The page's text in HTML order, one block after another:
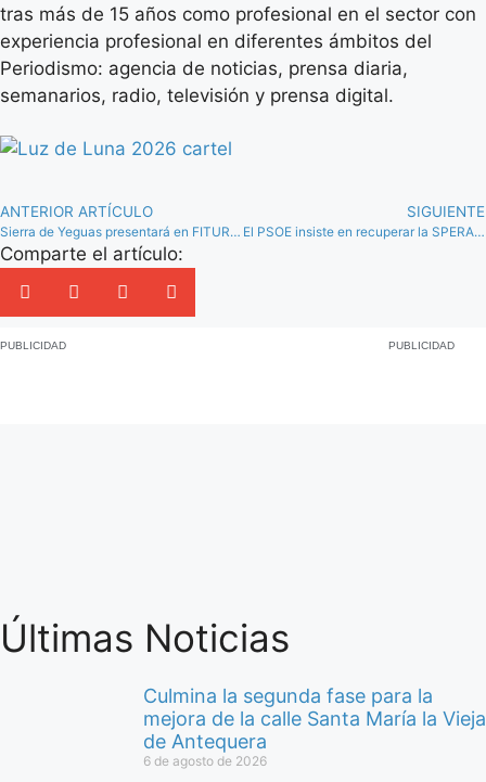
tras más de 15 años como profesional en el sector con
experiencia profesional en diferentes ámbitos del
Periodismo: agencia de noticias, prensa diaria,
semanarios, radio, televisión y prensa digital.
ANTERIOR ARTÍCULO
Sierra de Yeguas presentará en FITUR 2026 una ruta de senderismo como nuevo atractivo turístico
SIGUIENTE
El PSOE insiste en recuperar la SPERACSA como promotora de vivienda pública en Antequera
Comparte el artículo:
PUBLICIDAD PUBLICIDAD
Últimas Noticias
Culmina la segunda fase para la
mejora de la calle Santa María la Vieja
de Antequera
6 de agosto de 2026